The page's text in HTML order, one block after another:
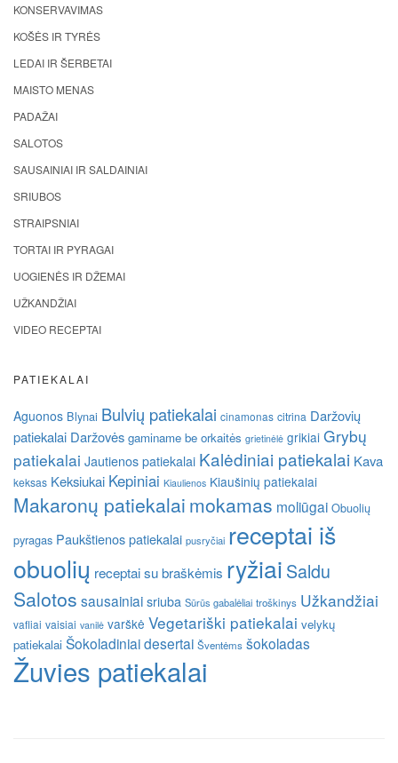
KONSERVAVIMAS
KOŠĖS IR TYRĖS
LEDAI IR ŠERBETAI
MAISTO MENAS
PADAŽAI
SALOTOS
SAUSAINIAI IR SALDAINIAI
SRIUBOS
STRAIPSNIAI
TORTAI IR PYRAGAI
UOGIENĖS IR DŽEMAI
UŽKANDŽIAI
VIDEO RECEPTAI
PATIEKALAI
Aguonos Blynai Bulvių patiekalai cinamonas citrina Daržovių
patiekalai Daržovės gaminame be orkaitės grietinėlė grikiai Grybų
patiekalai Jautienos patiekalai Kalėdiniai patiekalai Kava
keksas Keksiukai Kepiniai Kiaulienos Kiaušinių patiekalai
Makaronų patiekalai mokamas moliūgai Obuolių
pyragas Paukštienos patiekalai pusryčiai receptai iš
obuolių receptai su braškėmis ryžiai Saldu
Salotos sausainiai sriuba Sūrūs gabalėliai troškinys Užkandžiai
vafliai vaisiai vanilė varškė Vegetariški patiekalai velykų
patiekalai Šokoladiniai desertai Šventėms šokoladas
Žuvies patiekalai